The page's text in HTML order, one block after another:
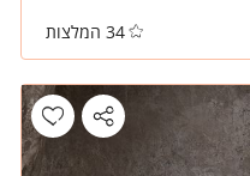
34 המלצות